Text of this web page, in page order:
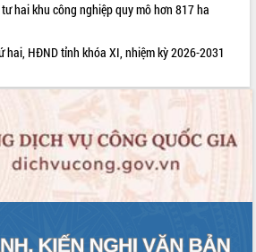
hai khu công nghiệp quy mô hơn 817 ha
hai, HĐND tỉnh khóa XI, nhiệm kỳ 2026-2031